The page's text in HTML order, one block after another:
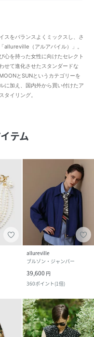
スをバランスよくミックスし、さ
allureville（アルアバイル）」。
心を持った女性に向けたセレクト
せて進化させたスタンダードな
とSUNというカテゴリーを
に加え、国内外から買い付けたア
タイリング。
テム
allureville
ブルゾン・ジャンパー
39,600 円
360ポイント(1倍)